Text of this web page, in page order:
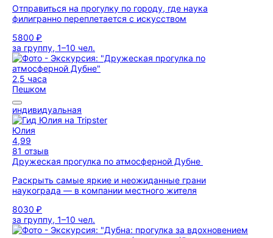
Отправиться на прогулку по городу, где наука
филигранно переплетается с искусством
5800 ₽
за группу, 1–10 чел.
2,5 часа
Пешком
индивидуальная
Юлия
4,99
81 отзыв
Дружеская прогулка по атмосферной Дубне
Раскрыть самые яркие и неожиданные грани
наукограда — в компании местного жителя
8030 ₽
за группу, 1–10 чел.